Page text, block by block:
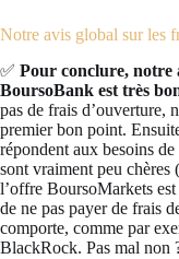
Notre avis global sur les
✅ Pour conclure, notre
BoursoBank est très
pas de frais d’ouverture,
premier bon point.
répondent aux besoins
sont vraiment peu
l’offre BoursoMarkets
de ne pas payer de frais
comporte, comme par
BlackRock. Pas mal non